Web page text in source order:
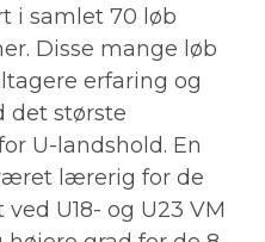
i samlet 70 løb
Disse mange løb
erfaring og
det største
U-landshold. En
lærerig for de
U18- og U23 VM